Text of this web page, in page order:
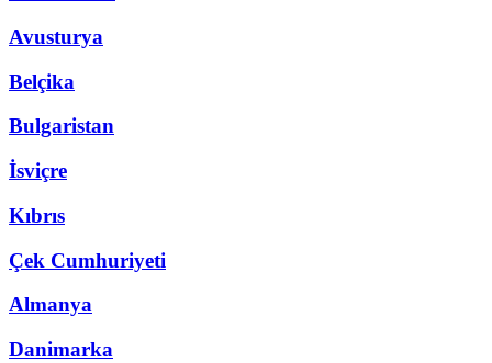
Avusturya
Belçika
Bulgaristan
İsviçre
Kıbrıs
Çek Cumhuriyeti
Almanya
Danimarka